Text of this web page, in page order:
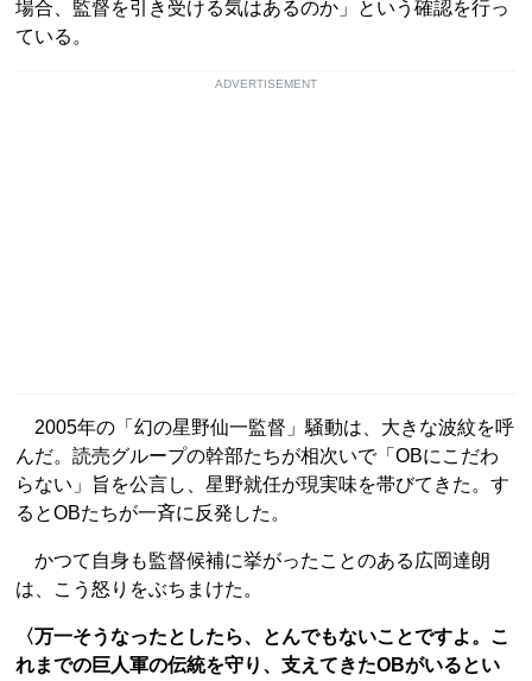
場合、監督を引き受ける気はあるのか」という確認を行っ
ている。
ADVERTISEMENT
2005年の「幻の星野仙一監督」騒動は、大きな波紋を呼
んだ。読売グループの幹部たちが相次いで「OBにこだわ
らない」旨を公言し、星野就任が現実味を帯びてきた。す
るとOBたちが一斉に反発した。
かつて自身も監督候補に挙がったことのある広岡達朗
は、こう怒りをぶちまけた。
〈万一そうなったとしたら、とんでもないことですよ。こ
れまでの巨人軍の伝統を守り、支えてきたOBがいるとい